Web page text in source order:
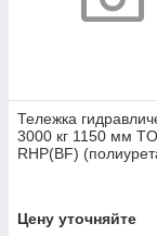
Тележка
3000 кг 1150 мм
RHP(BF)
Цену уточняйте